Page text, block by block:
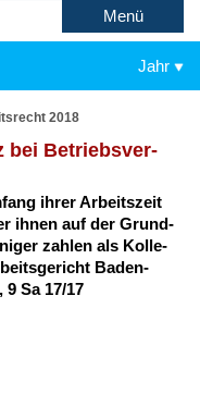
Menü
Jahr
2018
bei Be­triebs­ver­
ih­rer Ar­beits­zeit
ih­nen auf der Grund­
zah­len als Kol­le­
Ba­den-
Sa 17/17